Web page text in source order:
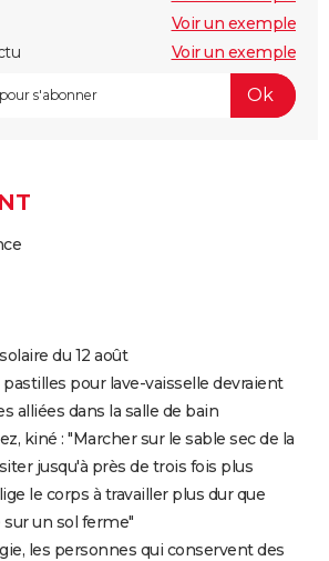
Voir un exemple
Voir un exemple
du 12 août
pour lave-vaisselle devraient
alliées dans la salle de bain
kiné : "Marcher sur le sable sec de la
jusqu'à près de trois fois plus
le corps à travailler plus dur que
un sol ferme"
les personnes qui conservent des